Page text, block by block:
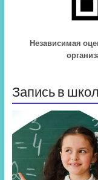
Независимая
Запись в